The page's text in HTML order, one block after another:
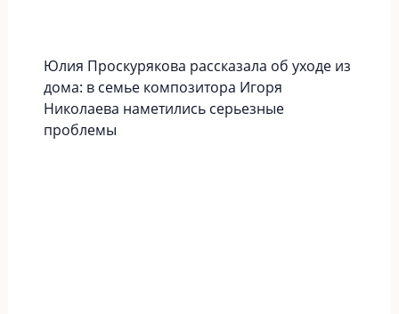
Юлия Проскурякова рассказала об уходе из
дома: в семье композитора Игоря
Николаева наметились серьезные
проблемы